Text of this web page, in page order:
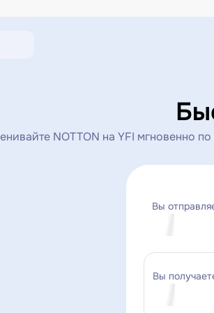
NOTTON на YFI мгновенно
Вы
Вы